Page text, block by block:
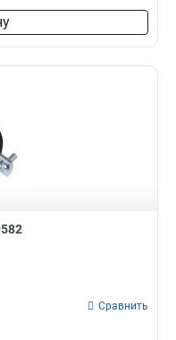
Сравнить